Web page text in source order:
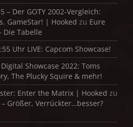
– Der GOTY 2002-Vergleich:
GameStar! | Hooked zu Eure
Die Tabelle
Uhr LIVE: Capcom Showcase!
Showcase 2022: Toms
The Plucky Squire & mehr!
Enter the Matrix | Hooked zu
Größer, Verrückter…besser?